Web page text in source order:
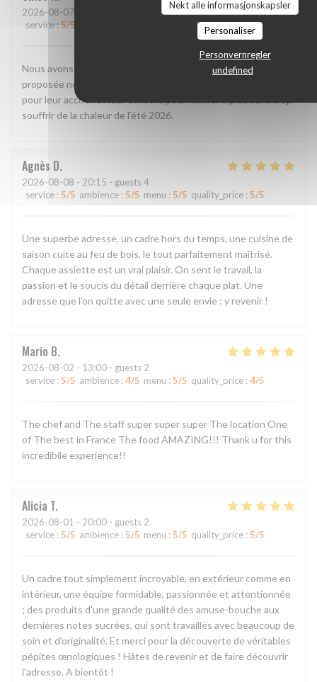
Nekt alle informasjonskapsler
Personaliser
Personvernregler
undefined
2026-08-07
service :5/5 quality_price:5/5
Nous avons passé un très bon moment. La cuisine de saison
proposée nous a beaucoup plu. Un grand merci aux cuisiniers
pour leur accueil et leur conseils pour rentrer à pied sans trop
souffrir de la chaleur de l’été 2026.
Agnès D
2026-08-08 - 20:15 - guests 4
service : 5/5 ambience : 5/5 menu : 5/5 quality_price : 5/5
Une superbe adresse, un cadre hors du temps, une cuisine de
saison cuite au feu de bois, le tout parfaitement maîtrisé.
Chaque assiette est un vrai plaisir. On sent le travail, la
passion et le soucis du détail derrière chaque plat. Une
adresse que l’on quitte avec une seule envie : y revenir !
Mario B
2026-08-02 - 13:00 - guests 2
service : 5/5 ambience : 4/5 menu : 5/5 quality_price : 4/5
The chef and The staff super super super The location One
of The best in France The food AMAZING!!! Thank u for this
incredibile experience!!
Alicia T
2026-08-01 - 20:00 - guests 2
service : 5/5 ambience : 5/5 menu : 5/5 quality_price : 5/5
Un cadre tout simplement incroyable, en extérieur comme en
intérieur, une équipe formidable, passionnée et attentionnée
; des produits d'une grande qualité des amuse-bouche aux
dernières notes sucrées, qui sont travaillés avec beaucoup de
soin et d'originalité. Et merci pour la découverte de véritables
pépites œnologiques ! Hâtes de revenir et de faire découvrir
l'adresse. A bientôt !